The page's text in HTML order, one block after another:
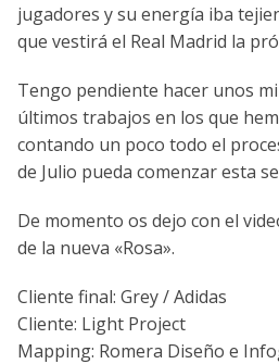
jugadores y su energía iba
que vestirá el Real Madrid la
Tengo pendiente hacer unos
últimos trabajos en los que
contando un poco todo el
de Julio pueda comenzar esta
De momento os dejo con el
de la nueva «Rosa».
Cliente final: Grey / Adidas
Cliente: Light Project
Mapping: Romera Diseño e